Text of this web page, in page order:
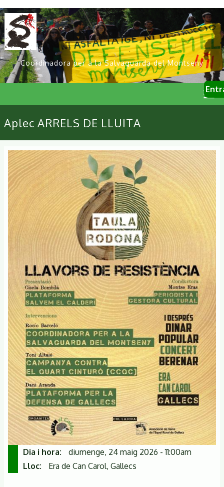
Vés
al
contingut
Coordinadora per a la Salvaguarda del Montseny
User
Primary
links
Aplec ARRELS DE LLUITA
Dia i hora
diumenge, 24 maig 2026 - 11:00am
Lloc
Era de Can Carol, Gallecs